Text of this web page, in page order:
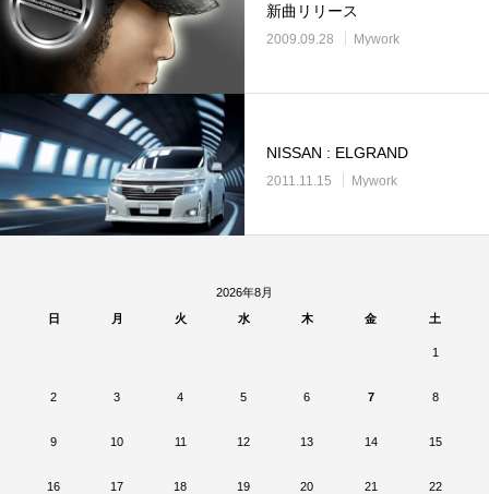
新曲リリース
2009.09.28 Mywork
NISSAN : ELGRAND
2011.11.15 Mywork
2026年8月
日
月 火 水 木 金 土
1
2 3 4 5 6 7 8
9 10 11 12 13 14 15
16 17 18 19 20 21 22